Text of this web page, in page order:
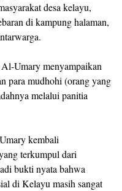
desa kelayu,
di kampung halaman,
Umary menyampaikan
para mudhohi (orang yang
melalui panitia
kembali
terkumpul dari
bukti nyata bahwa
di Kelayu masih sangat